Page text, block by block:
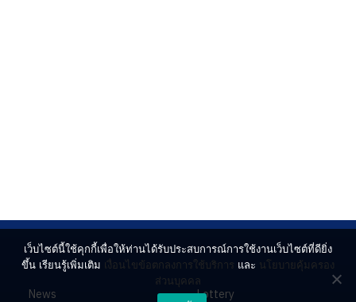
News
Lottery
เว็บไซต์นี้ใช้คุกกี้เพื่อให้ท่านได้รับประสบการณ์การใช้งานเว็บไซต์ที่ดียิ่ง
ขึ้น เรียนรู้เพิ่มเติม เงื่อนไขข้อตกลงการใช้บริการ และ นโยบายคุ้มครอง
ส่วนบุคคล